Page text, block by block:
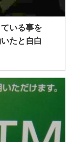
いる事を
たと自白